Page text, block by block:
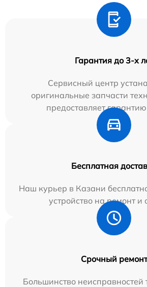
Гарантия до 3-х
Сервисный центр
оригинальные запчасти
предоставляет
Бесплатная
Наш курьер в Казани
устройство на ремонт и
Срочный ремонт
Большинство неисправностей